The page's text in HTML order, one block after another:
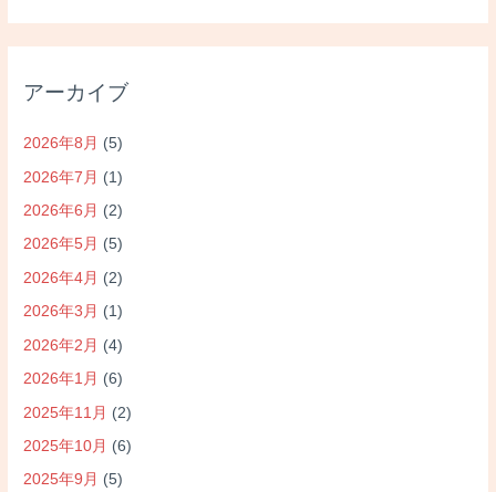
アーカイブ
2026年8月 (5)
2026年7月 (1)
2026年6月 (2)
2026年5月 (5)
2026年4月 (2)
2026年3月 (1)
2026年2月 (4)
2026年1月 (6)
2025年11月 (2)
2025年10月 (6)
2025年9月 (5)